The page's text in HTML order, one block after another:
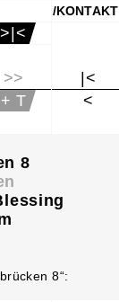
/KONTAKT
>|<
>>
+ T
|<
<
8
8“: